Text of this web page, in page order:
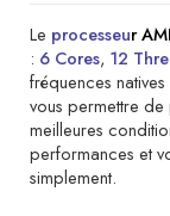
Le processeur
: 6 Cores, 12
fréquences
vous permettre
meilleures
performances et
simplement.